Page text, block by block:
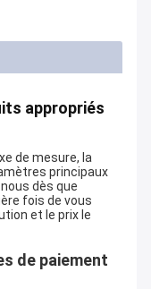
appropriés
de mesure, la
principaux
dès que
fois de vous
et le prix le
de paiement